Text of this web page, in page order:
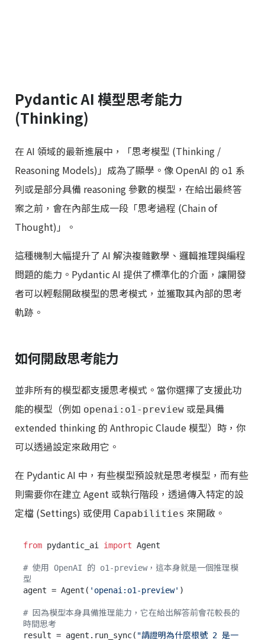
Pydantic AI 模型思考能力
(Thinking)
在 AI 領域的最新進展中，「思考模型 (Thinking /
Reasoning Models)」成為了顯學。像 OpenAI 的 o1 系
列或是部分具備 reasoning 參數的模型，在給出最終答
案之前，會在內部生成一段「思考過程 (Chain of
Thought)」。
這種機制大幅提升了 AI 解決複雜數學、邏輯推理與編程
問題的能力。Pydantic AI 提供了標準化的介面，讓開發
者可以輕鬆開啟模型的思考模式，並獲取其內部的思考
軌跡。
如何開啟思考能力
並非所有的模型都支援思考模式。當你選擇了支援此功
能的模型（例如 openai:o1-preview 或是具備
extended thinking 的 Anthropic Claude 模型）時，你
可以透過設定來啟用它。
在 Pydantic AI 中，有些模型預設就是思考模型，而有些
則需要你在建立 Agent 或執行階段，透過傳入特定的設
定檔 (Settings) 或使用 Capabilities 來開啟。
from pydantic_ai import Agent
# 使用 OpenAI 的 o1-preview，這本身就是一個推理模
型
agent = Agent( 'openai:o1-preview' )
# 因為模型本身具備推理能力，它在給出解答前會花較長的
時間思考
result = agent.run_sync( "請證明為什麼根號 2 是一